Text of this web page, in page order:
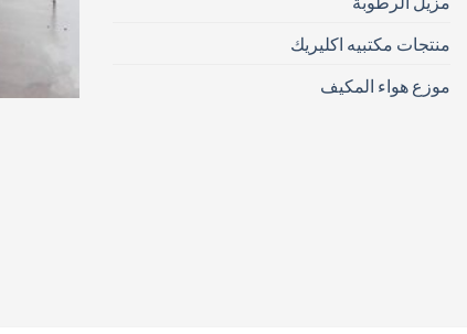
منتجات مكتبيه اكليريك
موزع هواء المكيف